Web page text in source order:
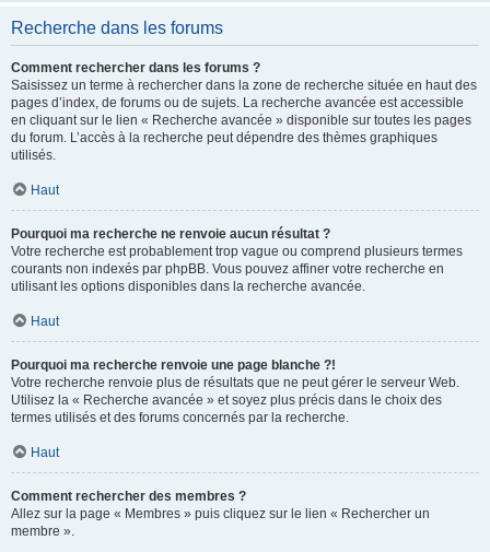
Recherche dans les forums
Comment rechercher dans les forums ?
Saisissez un terme à rechercher dans la zone de recherche située en haut des
pages d’index, de forums ou de sujets. La recherche avancée est accessible
en cliquant sur le lien « Recherche avancée » disponible sur toutes les pages
du forum. L’accès à la recherche peut dépendre des thèmes graphiques
utilisés.
Haut
Pourquoi ma recherche ne renvoie aucun résultat ?
Votre recherche est probablement trop vague ou comprend plusieurs termes
courants non indexés par phpBB. Vous pouvez affiner votre recherche en
utilisant les options disponibles dans la recherche avancée.
Haut
Pourquoi ma recherche renvoie une page blanche ?!
Votre recherche renvoie plus de résultats que ne peut gérer le serveur Web.
Utilisez la « Recherche avancée » et soyez plus précis dans le choix des
termes utilisés et des forums concernés par la recherche.
Haut
Comment rechercher des membres ?
Allez sur la page « Membres » puis cliquez sur le lien « Rechercher un
membre ».